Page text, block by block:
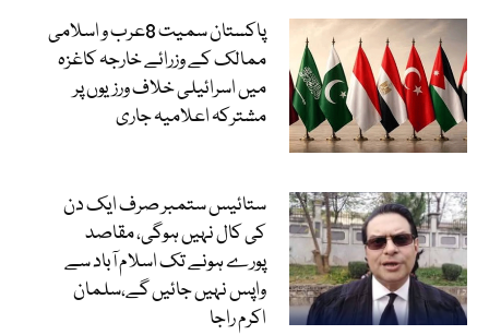
پاکستان سمیت 8عرب و اسلامی
ممالک کے وزرائے خارجہ کاغزہ
میں اسرائیلی خلاف ورزیوں پر
مشترکہ اعلامیہ جاری
ستائیس ستمبر صرف ایک دن
کی کال نہیں ہوگی، مقاصد
پورے ہونے تک اسلام آباد سے
واپس نہیں جائیں گے،سلمان
اکرم راجا